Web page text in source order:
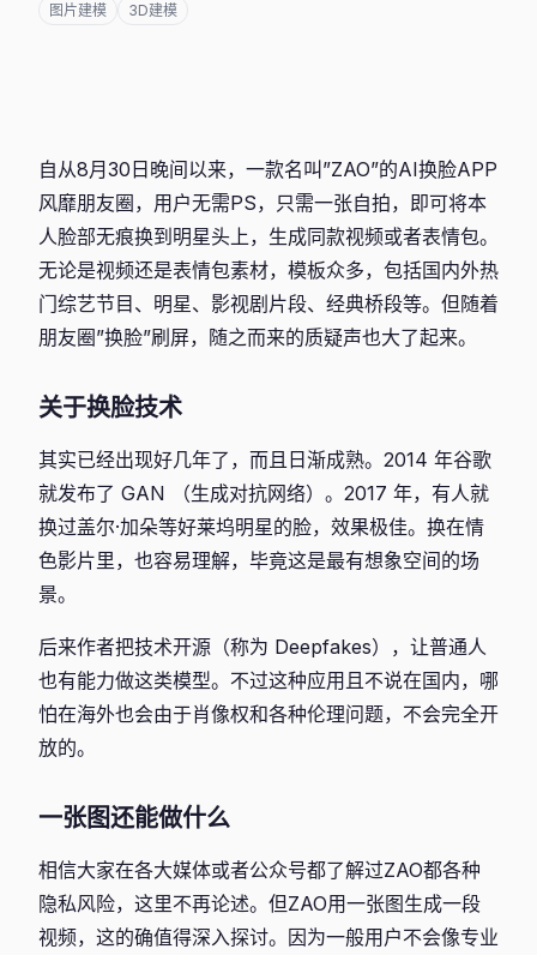
图片建模 3D建模
自从8月30日晚间以来，一款名叫”ZAO”的AI换脸APP
风靡朋友圈，用户无需PS，只需一张自拍，即可将本
人脸部无痕换到明星头上，生成同款视频或者表情包。
无论是视频还是表情包素材，模板众多，包括国内外热
门综艺节目、明星、影视剧片段、经典桥段等。但随着
朋友圈”换脸”刷屏，随之而来的质疑声也大了起来。
关于换脸技术
其实已经出现好几年了，而且日渐成熟。2014 年谷歌
就发布了 GAN （生成对抗网络）。2017 年，有人就
换过盖尔·加朵等好莱坞明星的脸，效果极佳。换在情
色影片里，也容易理解，毕竟这是最有想象空间的场
景。
后来作者把技术开源（称为 Deepfakes），让普通人
也有能力做这类模型。不过这种应用且不说在国内，哪
怕在海外也会由于肖像权和各种伦理问题，不会完全开
放的。
一张图还能做什么
相信大家在各大媒体或者公众号都了解过ZAO都各种
隐私风险，这里不再论述。但ZAO用一张图生成一段
视频，这的确值得深入探讨。因为一般用户不会像专业